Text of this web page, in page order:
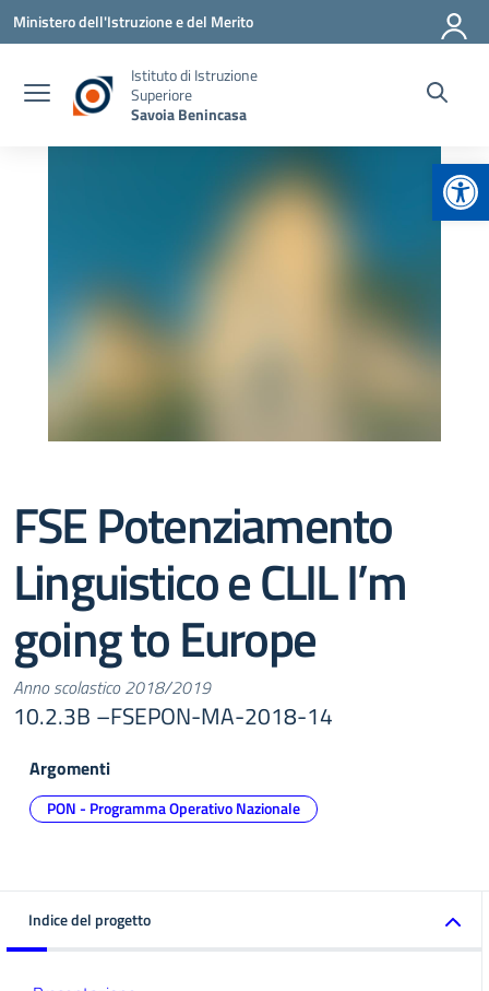
Vai ai contenuti
Vai al menu di navigazione
Vai al footer
Ministero dell'Istruzione e del Merito
Istituto di Istruzione
Superiore
Savoia Benincasa
FSE Potenziamento
Linguistico e CLIL I’m
going to Europe
Anno scolastico 2018/2019
10.2.3B –FSEPON-MA-2018-14
Argomenti
PON - Programma Operativo Nazionale
Indice del progetto